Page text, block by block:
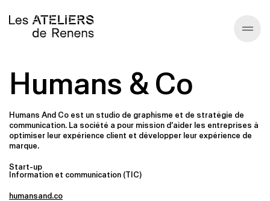
Annuaire
À propos
Écosysteme
Infos générales
Humans & Co
Humans And Co est un studio de graphisme et de stratégie de
communication. La société a pour mission d'aider les entreprises à
optimiser leur expérience client et développer leur expérience de
marque.
Start-up
Information et communication (TIC)
humansand.co